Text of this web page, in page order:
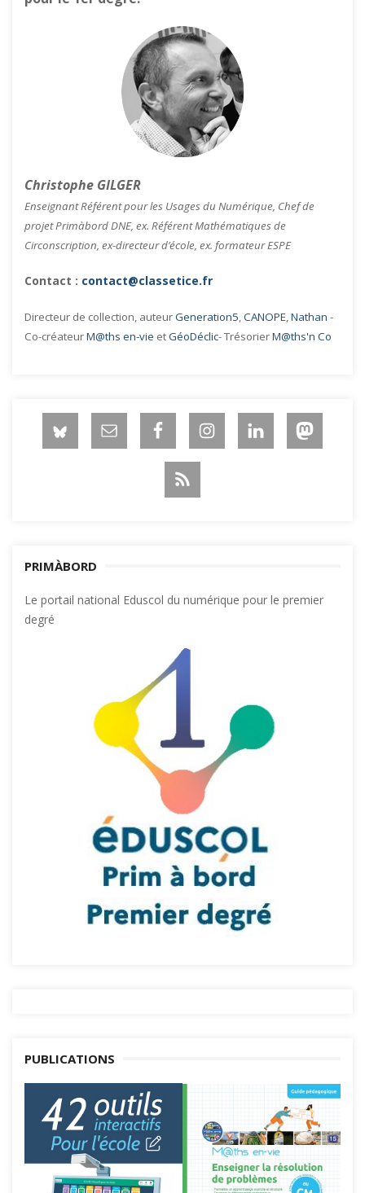
Christophe GILGER
Enseignant Référent pour les Usages du Numérique, Chef de
projet Primàbord DNE, ex. Référent Mathématiques de
Circonscription, ex-directeur d’école, ex. formateur ESPE
Contact : contact@classetice.fr
Directeur de collection, auteurGeneration5,CANOPE,Nathan -
Co-créateurM@ths en-vie etGéoDéclic- TrésorierM@ths'n Co
PRIMÀBORD
Le portail national Eduscol du numérique pour le premier
degré
PUBLICATIONS